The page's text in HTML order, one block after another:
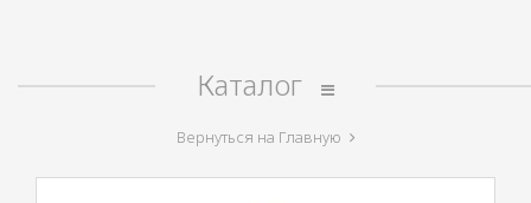
Каталог
Вернуться на Главную